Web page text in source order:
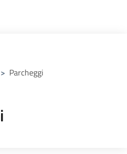
> Parcheggi